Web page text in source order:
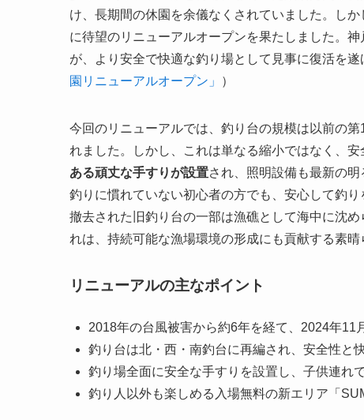
け、長期間の休園を余儀なくされていました。し
に待望のリニューアルオープンを果たしました。
が、より安全で快適な釣り場として見事に復活を遂
園リニューアルオープン」
）
今回のリニューアルでは、釣り台の規模は以前の
れました。しかし、これは単なる縮小ではなく、
ある頑丈な手すりが設置され、照明設備も最新の
釣りに慣れていない初心者の方でも、安心して釣
撤去された旧釣り台の一部は漁礁として海中に沈
れは、持続可能な漁場環境の形成にも貢献する素晴
リニューアルの主なポイント
2018年の台風被害から約6年を経て、2024年11
釣り台は北・西・南釣台に再編され、安全性と
釣り場全面に安全な手すりを設置し、子供連れ
釣り人以外も楽しめる入場無料の新エリア「